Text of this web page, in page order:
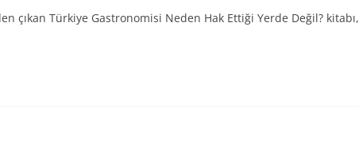
çıkan Türkiye Gastronomisi Neden Hak Ettiği Yerde Değil? kitabı,